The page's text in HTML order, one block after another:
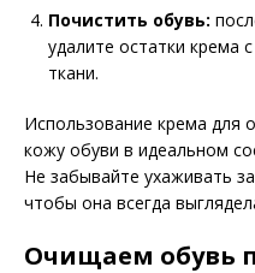
Почистить обувь:
удалите остатки крема
ткани.
Использование крема для
кожу обуви в идеальном
Не забывайте ухаживать
чтобы она всегда
Очищаем обувь